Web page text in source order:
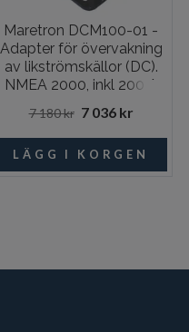
Maretron DCM100-01 -
Adapter för övervakning
av likströmskällor (DC).
NMEA 2000, inkl 200 A
7 180 kr 7 036 kr